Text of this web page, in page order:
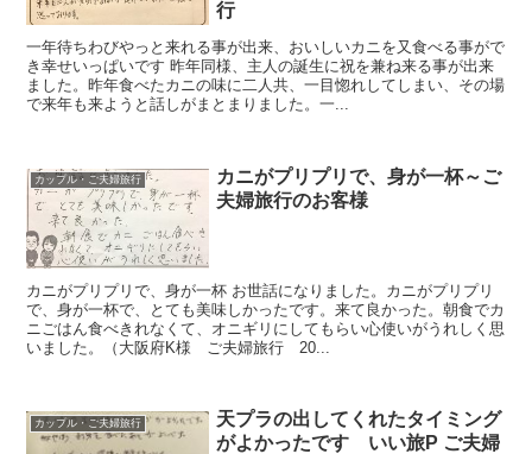
行
一年待ちわびやっと来れる事が出来、おいしいカニを又食べる事がで
き幸せいっぱいです 昨年同様、主人の誕生に祝を兼ね来る事が出来
ました。昨年食べたカニの味に二人共、一目惚れしてしまい、その場
で来年も来ようと話しがまとまりました。一...
カップル・ご夫婦旅行
カニがプリプリで、身が一杯～ご
夫婦旅行のお客様
カニがプリプリで、身が一杯 お世話になりました。カニがプリプリ
で、身が一杯で、とても美味しかったです。来て良かった。朝食でカ
ニごはん食べきれなくて、オニギリにしてもらい心使いがうれしく思
いました。（大阪府K様 ご夫婦旅行 20...
カップル・ご夫婦旅行
天プラの出してくれたタイミング
がよかったです いい旅P ご夫婦